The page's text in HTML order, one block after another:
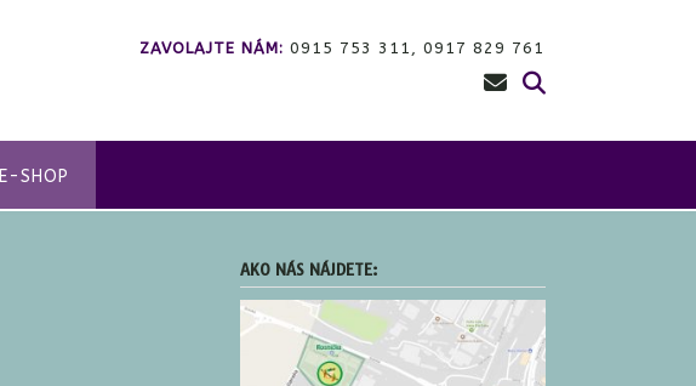
ZAVOLAJTE NÁM: 0915 753 311, 0917 829 761
E-SHOP
AKO NÁS NÁJDETE: